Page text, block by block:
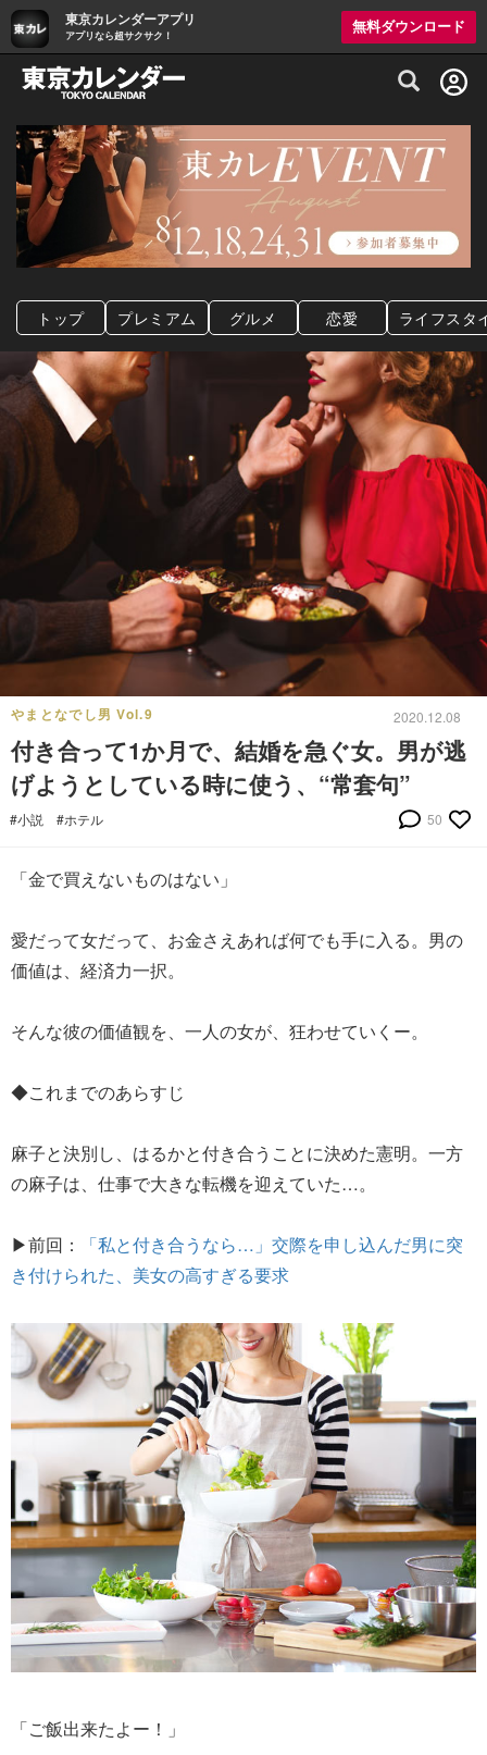
東京カレンダーアプリ
アプリなら超サクサク！
無料ダウンロード
グルメ情報・プレミアムレストラン予約
トップ プレミアム グルメ 恋愛 ライフスタ
やまとなでし男 Vol.9 2020.12.08
付き合って1か月で、結婚を急ぐ女。男が逃
げようとしている時に使う、“常套句”
#小説 #ホテル 50
「金で買えないものはない」
愛だって女だって、お金さえあれば何でも手に入る。男の
価値は、経済力一択。
そんな彼の価値観を、一人の女が、狂わせていくー。
◆これまでのあらすじ
麻子と決別し、はるかと付き合うことに決めた憲明。一方
の麻子は、仕事で大きな転機を迎えていた…。
▶前回：
「私と付き合うなら…」交際を申し込んだ男に突
き付けられた、美女の高すぎる要求
「ご飯出来たよー！」